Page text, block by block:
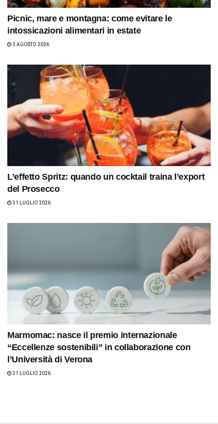
Picnic, mare e montagna: come evitare le
intossicazioni alimentari in estate
3 AGOSTO 2026
L’effetto Spritz: quando un cocktail traina l’export
del Prosecco
31 LUGLIO 2026
Marmomac: nasce il premio internazionale
“Eccellenze sostenibili” in collaborazione con
l’Università di Verona
31 LUGLIO 2026